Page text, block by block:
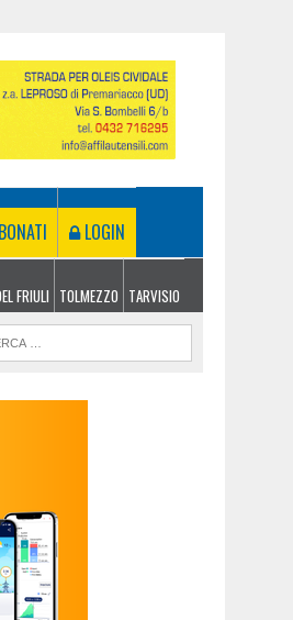
LOGIN
FRIULI TOLMEZZO TARVISIO